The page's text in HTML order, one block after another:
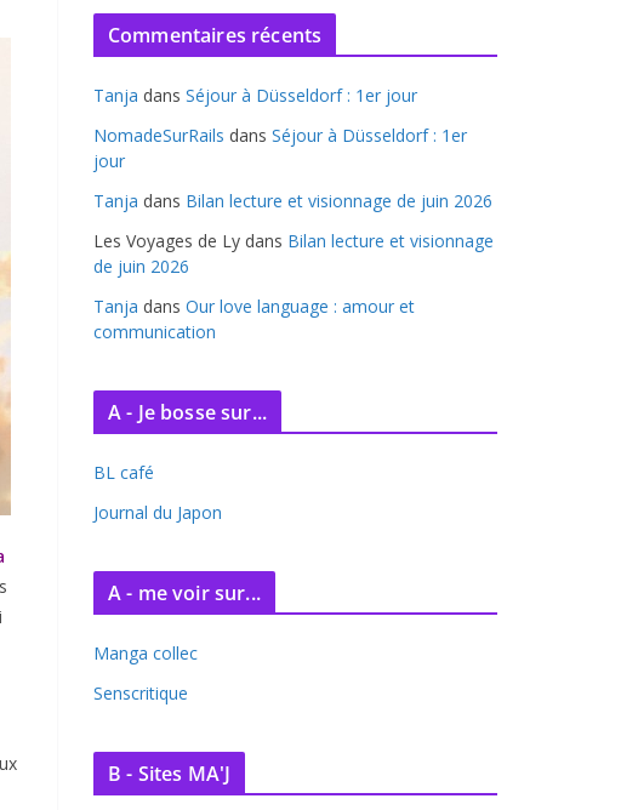
c
v
e
s
Commentaires récents
Tanja dans Séjour à Düsseldorf : 1er jour
NomadeSurRails dans Séjour à Düsseldorf : 1er
jour
Tanja dans Bilan lecture et visionnage de juin 2026
Les Voyages de Ly dans Bilan lecture et visionnage
de juin 2026
Tanja dans Our love language : amour et
communication
A - Je bosse sur...
BL café
Journal du Japon
A - me voir sur...
Manga collec
Senscritique
B - Sites MA'J